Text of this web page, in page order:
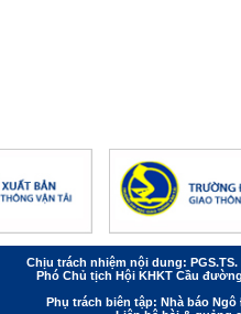
Chịu trách nhiệm nội dung: PGS.TS.
Phó Chủ tịch Hội KHKT Cầu
Phụ trách biên tập: Nhà báo Ngô